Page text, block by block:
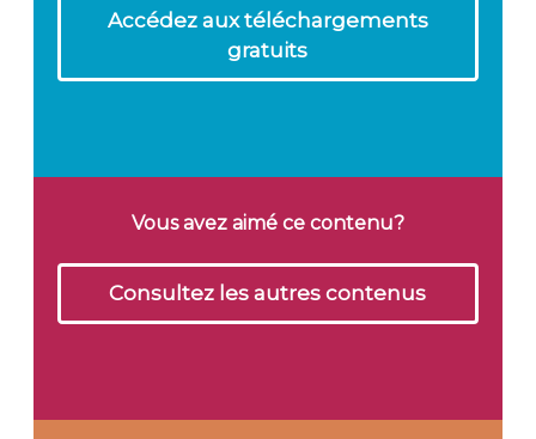
Accédez aux téléchargements
gratuits
Vous avez aimé ce contenu?
Consultez les autres contenus